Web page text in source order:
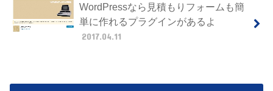
WordPressなら見積もりフォームも簡
単に作れるプラグインがあるよ
2017.04.11